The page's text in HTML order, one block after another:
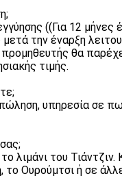
((Για 12
την έναρξη
θα
τιμής.
υπηρεσία σε
λιμάνι του
το Ουρούμτσι ή σε